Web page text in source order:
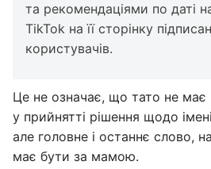
та рекомендаціями по даті
TikTok на її сторінку
користувачів.
Це не означає, що тато не має
у прийнятті рішення щодо
але головне і останнє слово,
має бути за мамою.